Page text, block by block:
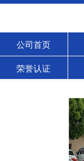
公司首页
荣誉认证